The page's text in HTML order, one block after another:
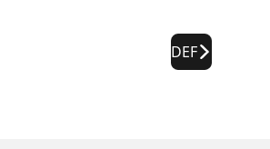
DEF